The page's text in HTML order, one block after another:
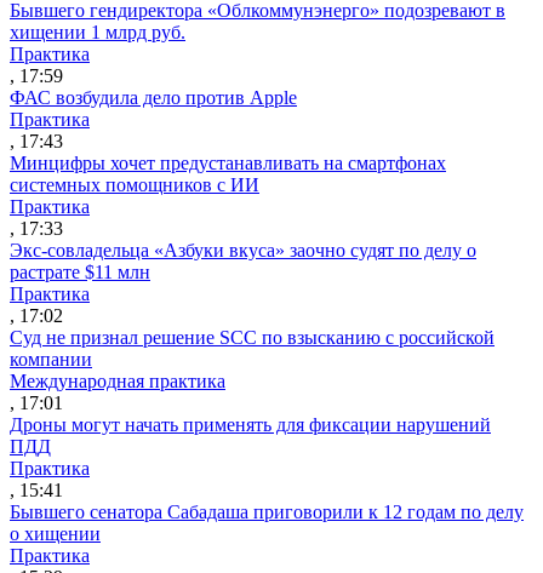
Бывшего гендиректора «Облкоммунэнерго» подозревают в
хищении 1 млрд руб.
Практика
, 17:59
ФАС возбудила дело против Apple
Практика
, 17:43
Минцифры хочет предустанавливать на смартфонах
системных помощников с ИИ
Практика
, 17:33
Экс-совладельца «Азбуки вкуса» заочно судят по делу о
растрате $11 млн
Практика
, 17:02
Суд не признал решение SCC по взысканию с российской
компании
Международная практика
, 17:01
Дроны могут начать применять для фиксации нарушений
ПДД
Практика
, 15:41
Бывшего сенатора Сабадаша приговорили к 12 годам по делу
о хищении
Практика